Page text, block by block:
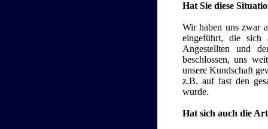
Hat Sie diese
Wir haben uns zwar
eingeführt, die sich
Angestellten und
beschlossen, uns
unsere Kundschaft
z.B. auf fast den
wurde.
Hat sich auch die